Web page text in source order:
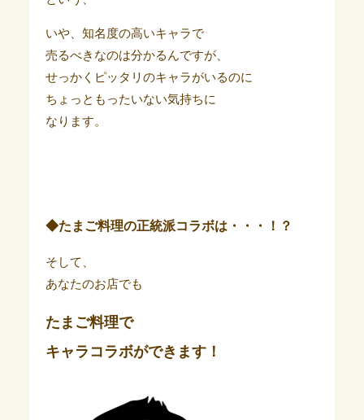
いや、知名度の高いキャラで
売るべきなのは分かるんですが、
せっかくピッタリのキャラがいるのに
ちょっともったいない気持ちに
なります。
◆たまご料理の正統派コラボは・・・！？
そして、
あなたのお店でも
たまご料理で
キャラコラボができます！